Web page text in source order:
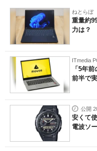
ねとらぼ
重量約
力は？
ITmedia
「5年
前半で
公開
安くて
電波ソ